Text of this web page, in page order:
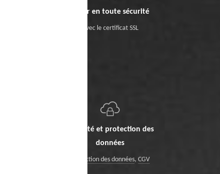
Payer en toute sécurité
Avec le certificat SSL
Sécurité et protection des
données
Protection des données, CGV